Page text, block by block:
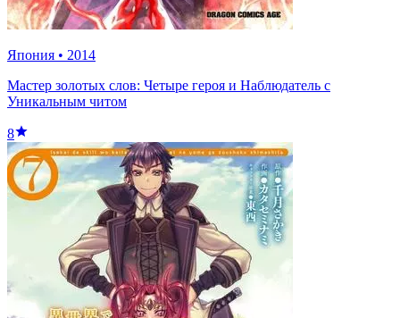
Япония • 2014
Мастер золотых слов: Четыре героя и Наблюдатель с
Уникальным читом
8